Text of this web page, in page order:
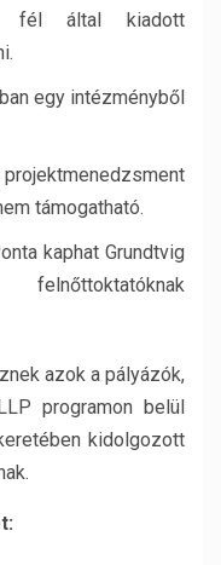
fél által kiadott
egy intézményből
támogatható.
kaphat Grundtvig
azok a pályázók,
programon belül
kidolgozott